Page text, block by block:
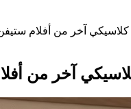
آخر من أفلام
آخر من